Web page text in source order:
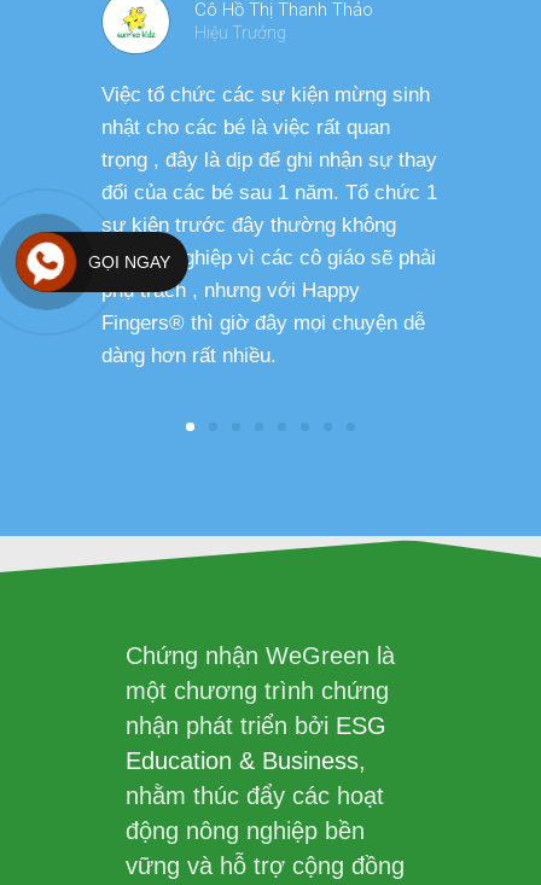
Cô Hồ Thị Thanh Thảo
Hiệu Trưởng
Việc tổ chức các sự kiện mừng sinh
nhật cho các bé là việc rất quan
trọng , đây là dịp để ghi nhận sự thay
đổi của các bé sau 1 năm. Tổ chức 1
sự kiện trước đây thường không
chuyên nghiệp vì các cô giáo sẽ phải
phụ trách , nhưng với Happy
Fingers® thì giờ đây mọi chuyện dễ
dàng hơn rất nhiều.
Chứng nhận WeGreen là
một chương trình chứng
nhận phát triển bởi ESG
Education & Business,
nhằm thúc đẩy các hoạt
động nông nghiệp bền
vững và hỗ trợ cộng đồng
GỌI NGAY